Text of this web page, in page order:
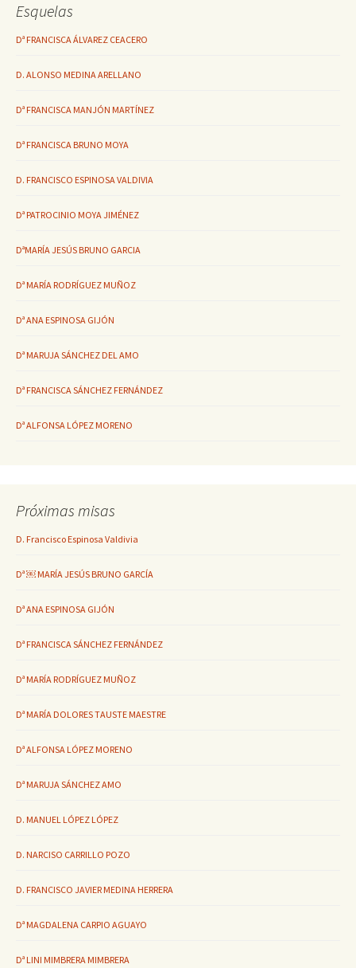
Esquelas
Dª FRANCISCA ÁLVAREZ CEACERO
D. ALONSO MEDINA ARELLANO
Dª FRANCISCA MANJÓN MARTÍNEZ
Dª FRANCISCA BRUNO MOYA
D. FRANCISCO ESPINOSA VALDIVIA
Dª PATROCINIO MOYA JIMÉNEZ
DªMARÍA JESÚS BRUNO GARCIA
Dª MARÍA RODRÍGUEZ MUÑOZ
Dª ANA ESPINOSA GIJÓN
Dª MARUJA SÁNCHEZ DEL AMO
Dª FRANCISCA SÁNCHEZ FERNÁNDEZ
Dª ALFONSA LÓPEZ MORENO
Próximas misas
D. Francisco Espinosa Valdivia
Dª ￼ MARÍA JESÚS BRUNO GARCÍA
Dª ANA ESPINOSA GIJÓN
Dª FRANCISCA SÁNCHEZ FERNÁNDEZ
Dª MARÍA RODRÍGUEZ MUÑOZ
Dª MARÍA DOLORES TAUSTE MAESTRE
Dª ALFONSA LÓPEZ MORENO
Dª MARUJA SÁNCHEZ AMO
D. MANUEL LÓPEZ LÓPEZ
D. NARCISO CARRILLO POZO
D. FRANCISCO JAVIER MEDINA HERRERA
Dª MAGDALENA CARPIO AGUAYO
Dª LINI MIMBRERA MIMBRERA